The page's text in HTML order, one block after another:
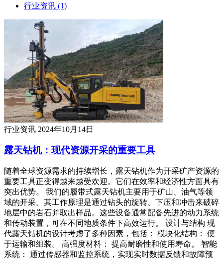
行业资讯 (1)
行业资讯 2024年10月14日
露天钻机：现代资源开采的重要工具
随着全球资源需求的持续增长，露天钻机作为开采矿产资源的
重要工具正变得越来越受欢迎。它们在效率和经济性方面具有
突出优势。 我们的履带式露天钻机主要用于矿山、油气等领
域的开采。其工作原理是通过钻头的旋转、下压和冲击来破碎
地层中的岩石并取出样品。这些设备通常配备先进的动力系统
和传动装置，可在不同地质条件下高效运行。 设计与结构 现
代露天钻机的设计考虑了多种因素，包括： 模块化结构： 便
于运输和组装。 高强度材料： 提高耐磨性和使用寿命。 智能
系统： 通过传感器和监控系统，实现实时数据反馈和故障预